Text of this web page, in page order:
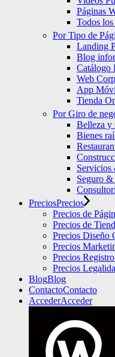
Páginas
Todos
Por Tipo de
Landing
Blog
Catálogo
Web
App
Tienda
Por Giro de
Belleza y
Bienes
Servicios
Seguro &
PreciosPrecios
Precios de
Precios de
Precios Diseño
Precios
Precios
Precios
BlogBlog
ContactoContacto
AccederAcceder